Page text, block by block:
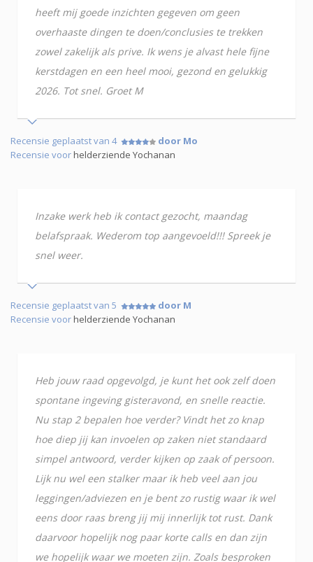
heeft mij goede inzichten gegeven om geen
overhaaste dingen te doen/conclusies te trekken
zowel zakelijk als prive. Ik wens je alvast hele fijne
kerstdagen en een heel mooi, gezond en gelukkig
2026. Tot snel. Groet M
Recensie geplaatst van 4
door Mo
Recensie voorhelderziende Yochanan
Inzake werk heb ik contact gezocht, maandag
belafspraak. Wederom top aangevoeld!!! Spreek je
snel weer.
Recensie geplaatst van 5
door M
Recensie voorhelderziende Yochanan
Heb jouw raad opgevolgd, je kunt het ook zelf doen
spontane ingeving gisteravond, en snelle reactie.
Nu stap 2 bepalen hoe verder? Vindt het zo knap
hoe diep jij kan invoelen op zaken niet standaard
simpel antwoord, verder kijken op zaak of persoon.
Lijk nu wel een stalker maar ik heb veel aan jou
leggingen/adviezen en je bent zo rustig waar ik wel
eens door raas breng jij mij innerlijk tot rust. Dank
daarvoor hopelijk nog paar korte calls en dan zijn
we hopelijk waar we moeten zijn. Zoals besproken